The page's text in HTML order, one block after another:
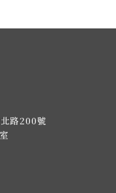
路200號